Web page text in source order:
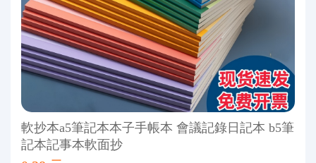
軟抄本a5筆記本本子手帳本 會議記錄日記本 b5筆
記本記事本軟面抄